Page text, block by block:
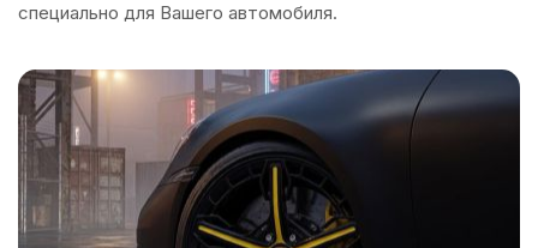
специально для Вашего автомобиля.